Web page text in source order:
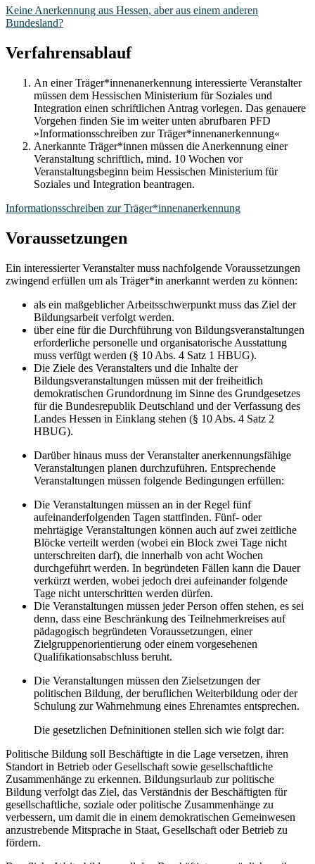
Keine Anerkennung aus Hessen, aber aus einem anderen
Bundesland?
Verfahrensablauf
An einer Träger*innenanerkennung interessierte Veranstalter
müssen dem Hessischen Ministerium für Soziales und
Integration einen schriftlichen Antrag vorlegen. Das genauere
Vorgehen finden Sie im weiter unten abrufbaren PFD
»Informationsschreiben zur Träger*innenanerkennung«
Anerkannte Träger*innen müssen die Anerkennung einer
Veranstaltung schriftlich, mind. 10 Wochen vor
Veranstaltungsbeginn beim Hessischen Ministerium für
Soziales und Integration beantragen.
Informationsschreiben zur Träger*innenanerkennung
Voraussetzungen
Ein interessierter Veranstalter muss nachfolgende Voraussetzungen
zwingend erfüllen um als Träger*in anerkannt werden zu können:
als ein maßgeblicher Arbeitsschwerpunkt muss das Ziel der
Bildungsarbeit verfolgt werden.
über eine für die Durchführung von Bildungsveranstaltungen
erforderliche personelle und organisatorische Ausstattung
muss verfügt werden (§ 10 Abs. 4 Satz 1 HBUG).
Die Ziele des Veranstalters und die Inhalte der
Bildungsveranstaltungen müssen mit der freiheitlich
demokratischen Grundordnung im Sinne des Grundgesetzes
für die Bundesrepublik Deutschland und der Verfassung des
Landes Hessen in Einklang stehen (§ 10 Abs. 4 Satz 2
HBUG).
Darüber hinaus muss der Veranstalter anerkennungsfähige
Veranstaltungen planen durchzuführen. Entsprechende
Veranstaltungen müssen folgende Bedingungen erfüllen:
Die Veranstaltungen müssen an in der Regel fünf
aufeinanderfolgenden Tagen stattfinden. Fünf- oder
mehrtägige Veranstaltungen können auch auf zwei zeitliche
Blöcke verteilt werden (wobei ein Block zwei Tage nicht
unterschreiten darf), die innerhalb von acht Wochen
durchgeführt werden. In begründeten Fällen kann die Dauer
verkürzt werden, wobei jedoch drei aufeinander folgende
Tage nicht unterschritten werden dürfen.
Die Veranstaltungen müssen jeder Person offen stehen, es sei
denn, dass eine Beschränkung des Teilnehmerkreises auf
pädagogisch begründeten Voraussetzungen, einer
Zielgruppenorientierung oder einem vorgesehenen
Qualifikationsabschluss beruht.
Die Veranstaltungen müssen den Zielsetzungen der
politischen Bildung, der beruflichen Weiterbildung oder der
Schulung zur Wahrnehmung eines Ehrenamtes entsprechen.
Die gesetzlichen Defninitionen stellen sich wie folgt dar:
Politische Bildung soll Beschäftigte in die Lage versetzen, ihren
Standort in Betrieb oder Gesellschaft sowie gesellschaftliche
Zusammenhänge zu erkennen. Bildungsurlaub zur politische
Bildung verfolgt das Ziel, das Verständnis der Beschäftigten für
gesellschaftliche, soziale oder politische Zusammenhänge zu
verbessern, um damit die in einem demokratischen Gemeinwesen
anzustrebende Mitsprache in Staat, Gesellschaft oder Betrieb zu
fördern.